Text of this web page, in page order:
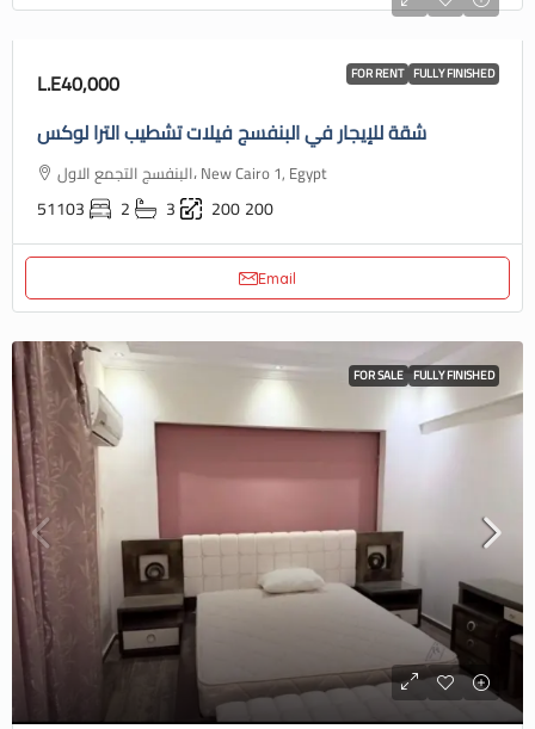
FOR RENT FULLY FINISHED
L.E40,000
شقة للإيجار في البنفسج فيلات تشطيب الترا لوكس
البنفسج التجمع الاول، New Cairo 1, Egypt
51103 2 3 200200
Email
FOR SALE FULLY FINISHED